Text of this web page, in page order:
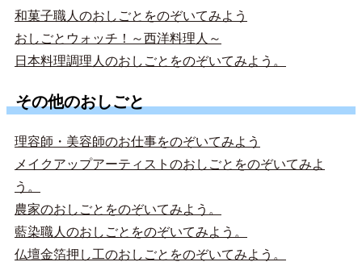
和菓子職人のおしごとをのぞいてみよう
おしごとウォッチ！～西洋料理人～
日本料理調理人のおしごとをのぞいてみよう。
その他のおしごと
理容師・美容師のお仕事をのぞいてみよう
メイクアップアーティストのおしごとをのぞいてみよ
う。
農家のおしごとをのぞいてみよう。
藍染職人のおしごとをのぞいてみよう。
仏壇金箔押し工のおしごとをのぞいてみよう。